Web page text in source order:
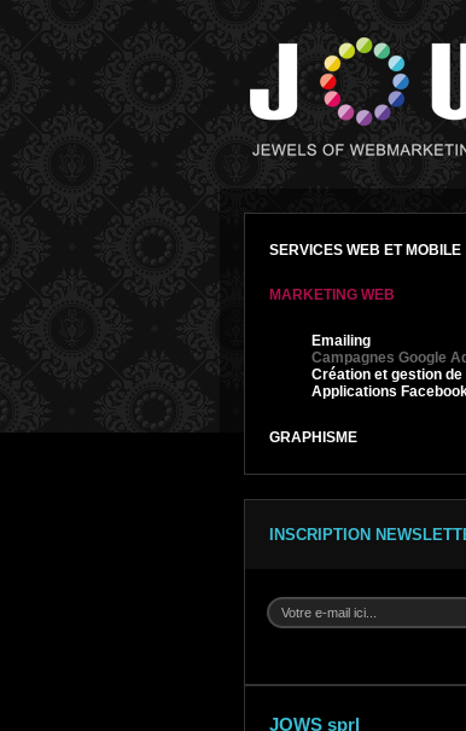
SERVICES WEB ET MOBILE
MARKETING WEB
Emailing
Campagnes Google
Création et gestion de
Applications
GRAPHISME
INSCRIPTION
JOWS sprl